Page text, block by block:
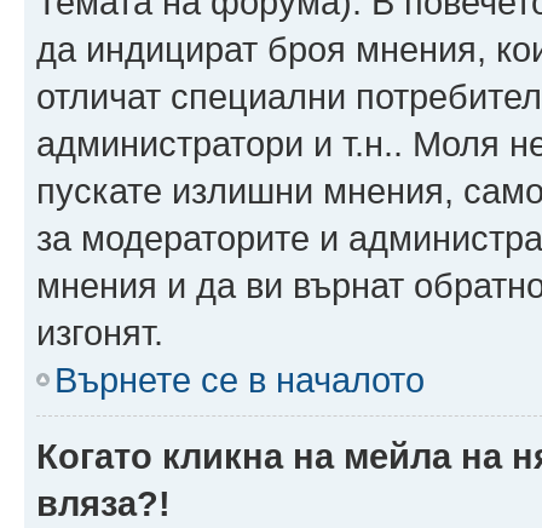
да индицират броя мнения,
отличат специални
администратори и т.н.. Моля
пускате излишни мнения,
за модераторите и
мнения и да ви върнат
изгонят.
Върнете се в началото
Когато кликна на мейла на
вляза?!